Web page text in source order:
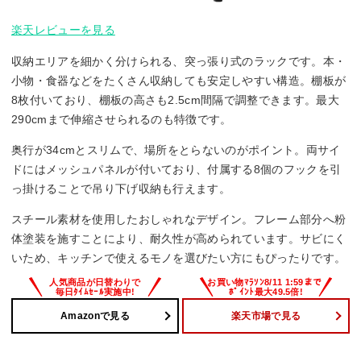
楽天レビューを見る
収納エリアを細かく分けられる、突っ張り式のラックです。本・
小物・食器などをたくさん収納しても安定しやすい構造。棚板が
8枚付いており、棚板の高さも2.5cm間隔で調整できます。最大
290cmまで伸縮させられるのも特徴です。
奥行が34cmとスリムで、場所をとらないのがポイント。両サイ
ドにはメッシュパネルが付いており、付属する8個のフックを引
っ掛けることで吊り下げ収納も行えます。
スチール素材を使用したおしゃれなデザイン。フレーム部分へ粉
体塗装を施すことにより、耐久性が高められています。サビにく
いため、キッチンで使えるモノを選びたい方にもぴったりです。
Amazonで見る 楽天市場で見る